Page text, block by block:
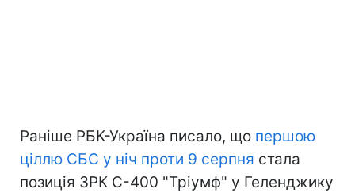
Раніше РБК-Україна писало, що першою
ціллю СБС у ніч проти 9 серпня стала
позиція ЗРК С-400 "Тріумф" у Геленджику